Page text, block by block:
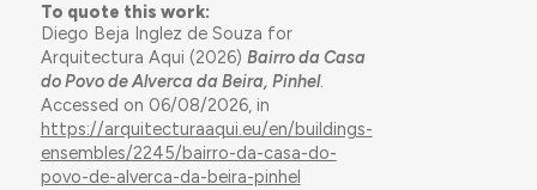
To quote this work:
Diego Beja Inglez de Souza for
Arquitectura Aqui (2026) Bairro da Casa
do Povo de Alverca da Beira, Pinhel.
Accessed on 06/08/2026, in
https://arquitecturaaqui.eu/en/buildings-
ensembles/2245/bairro-da-casa-do-
povo-de-alverca-da-beira-pinhel